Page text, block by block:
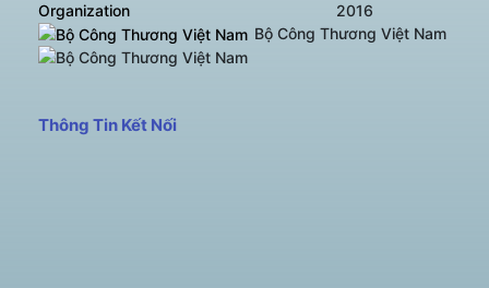
2016
Bộ Công Thương Việt Nam
Thông Tin Kết Nối